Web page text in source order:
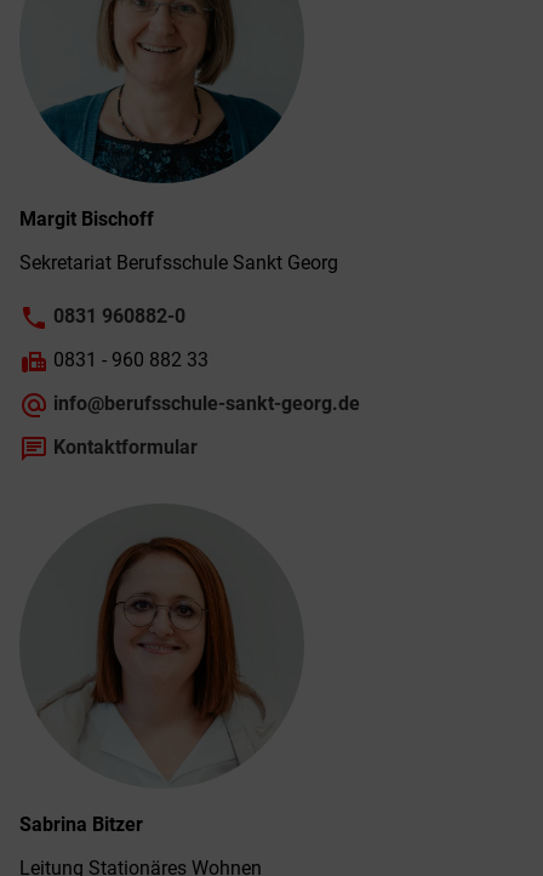
Margit Bischoff
Sekretariat Berufs­schule Sankt Georg
phone 0831 960882-0
fax 0831 - 960 882 33
alternate_email info@berufsschule-sankt-georg.de
chat Kontaktformular
Sabrina Bitzer
Leitung Stationäres Wohnen